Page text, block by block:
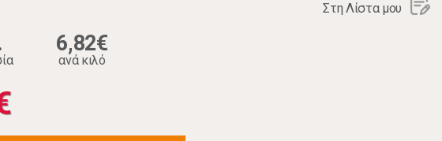
Στη Λίστα μου
6,82€
ανά κιλό